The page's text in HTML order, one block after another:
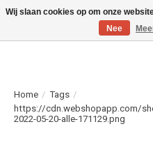
LET OP! ALLEEN BESCHIKBAAR VOOR
Home / Tags /
https://cdn.webshopapp.com/
2022-05-20-alle-171129.png
Wij slaan cookies op om onze
Nee